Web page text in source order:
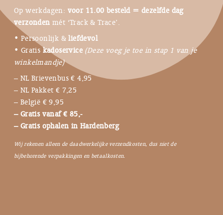
Op werkdagen: voor 11.00 besteld = dezelfde dag
verzonden mét ‘Track & Trace’.
• Persoonlijk &liefdevol
• Gratis kadoservice (Deze voeg je toe in stap 1 van je
winkelmandje)
– NL Brievenbus € 4,95
– NL Pakket € 7,25
– België € 9,95
– Gratis vanaf € 85,-
– Gratis ophalen in Hardenberg
Wij rekenen alleen de daadwerkelijke verzendkosten, dus niet de
bijbehorende verpakkingen en betaalkosten.